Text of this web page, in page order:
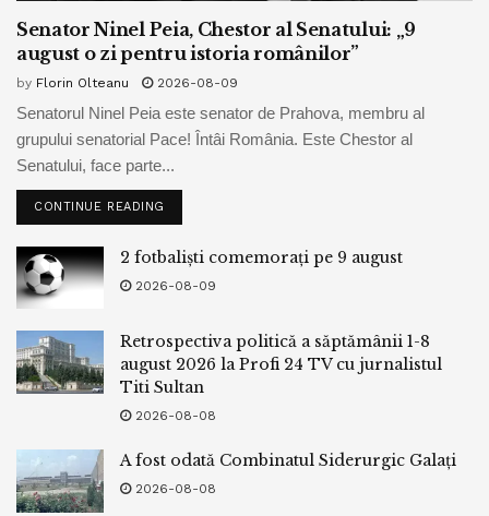
Senator Ninel Peia, Chestor al Senatului: „9
august o zi pentru istoria românilor”
by Florin Olteanu 2026-08-09
Senatorul Ninel Peia este senator de Prahova, membru al
grupului senatorial Pace! Întâi România. Este Chestor al
Senatului, face parte...
CONTINUE READING
2 fotbaliști comemorați pe 9 august
2026-08-09
Retrospectiva politică a săptămânii 1-8
august 2026 la Profi 24 TV cu jurnalistul
Titi Sultan
2026-08-08
A fost odată Combinatul Siderurgic Galați
2026-08-08